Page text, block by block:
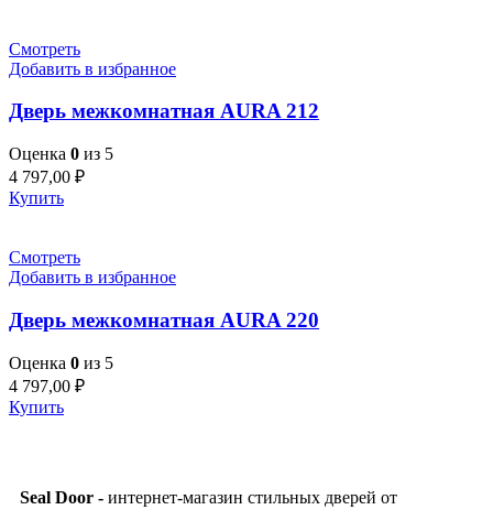
Смотреть
Добавить в избранное
Дверь межкомнатная AURA 212
Оценка 0 из 5
4 797,00 ₽
Купить
Смотреть
Добавить в избранное
Дверь межкомнатная AURA 220
Оценка 0 из 5
4 797,00 ₽
Купить
Seal Door - интернет-магазин стильных дверей от